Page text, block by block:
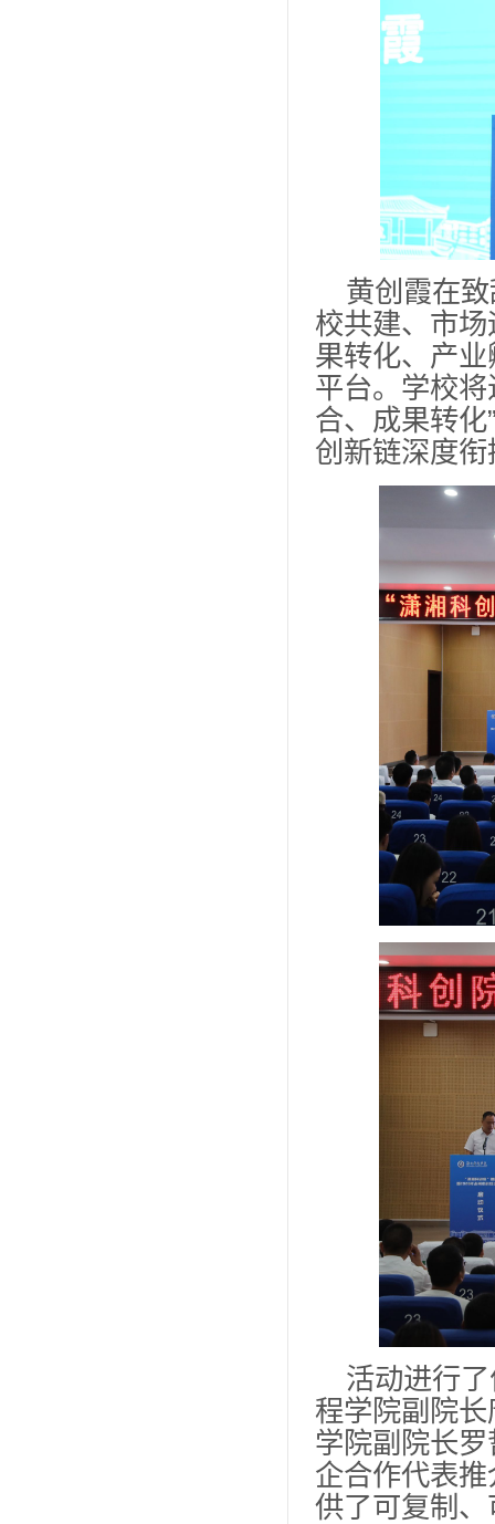
黄创霞在
校共建、市
果转化、产
平台。学校
合、成果转
创新链深度
活动进行
程学院副院
学院副院长
企合作代表
供了可复制